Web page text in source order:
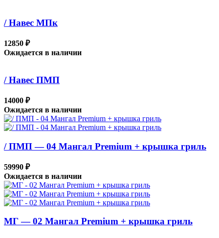
/ Навес МПк
12850 ₽
Ожидается в наличии
/ Навес ПМП
14000 ₽
Ожидается в наличии
/ ПМП — 04 Мангал Premium + крышка гриль
59990 ₽
Ожидается в наличии
МГ — 02 Мангал Premium + крышка гриль